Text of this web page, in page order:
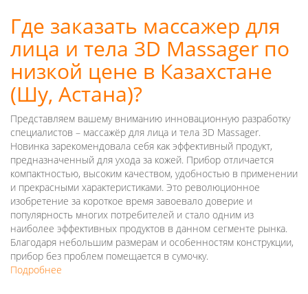
храпа
где
купить
новинку
по
цене
в
Казахстане
(Астане,
Шу)?
Где заказать массажер для
лица и тела 3D Massager по
низкой цене в Казахстане
(Шу, Астана)?
Представляем вашему вниманию инновационную разработку
специалистов – массажёр для лица и тела 3D Massager.
Новинка зарекомендовала себя как эффективный продукт,
предназначенный для ухода за кожей. Прибор отличается
компактностью, высоким качеством, удобностью в применении
и прекрасными характеристиками. Это революционное
изобретение за короткое время завоевало доверие и
популярность многих потребителей и стало одним из
наиболее эффективных продуктов в данном сегменте рынка.
Благодаря небольшим размерам и особенностям конструкции,
прибор без проблем помещается в сумочку.
Подробнее